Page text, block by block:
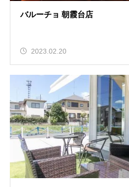
バルーチョ 朝霞台店
2023.02.20